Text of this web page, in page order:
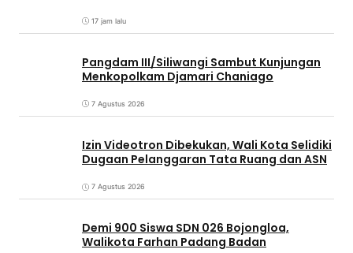
17 jam lalu
Pangdam III/Siliwangi Sambut Kunjungan
Menkopolkam Djamari Chaniago
7 Agustus 2026
Izin Videotron Dibekukan, Wali Kota Selidiki
Dugaan Pelanggaran Tata Ruang dan ASN
7 Agustus 2026
Demi 900 Siswa SDN 026 Bojongloa,
Walikota Farhan Padang Badan